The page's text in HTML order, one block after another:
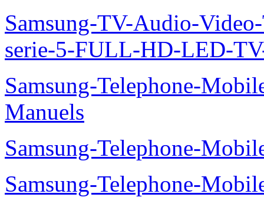
Samsung-TV-Audio-
serie-5-FULL-HD-LED-
Samsung-Telephone-
Manuels
Samsung-Telephone-
Samsung-Telephone-